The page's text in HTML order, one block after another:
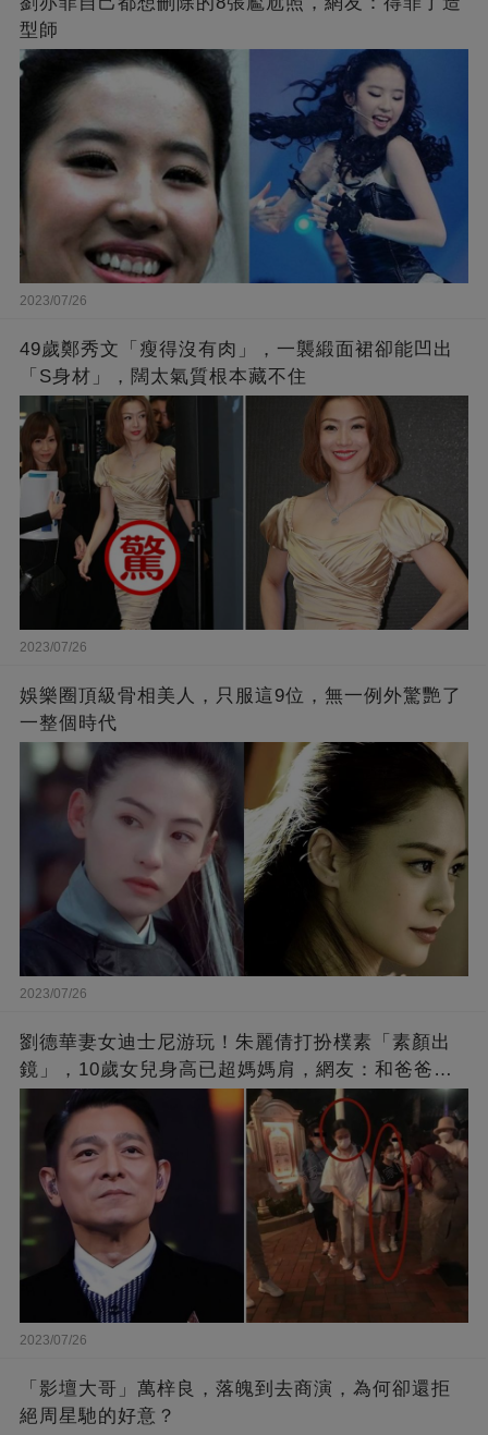
型師
2023/07/26
49歲鄭秀文「瘦得沒有肉」，一襲緞面裙卻能凹出
「S身材」，闊太氣質根本藏不住
2023/07/26
娛樂圈頂級骨相美人，只服這9位，無一例外驚艷了
一整個時代
2023/07/26
劉德華妻女迪士尼游玩！朱麗倩打扮樸素「素顏出
鏡」，10歲女兒身高已超媽媽肩，網友：和爸爸劉
德華長相十分相似
2023/07/26
「影壇大哥」萬梓良，落魄到去商演，為何卻還拒
絕周星馳的好意？